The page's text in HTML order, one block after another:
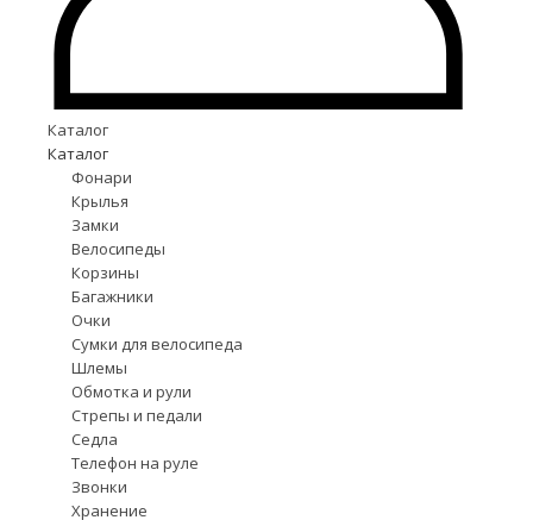
Каталог
Каталог
Фонари
Крылья
Замки
Велосипеды
Корзины
Багажники
Очки
Сумки для велосипеда
Шлемы
Обмотка и рули
Стрепы и педали
Седла
Телефон на руле
Звонки
Хранение